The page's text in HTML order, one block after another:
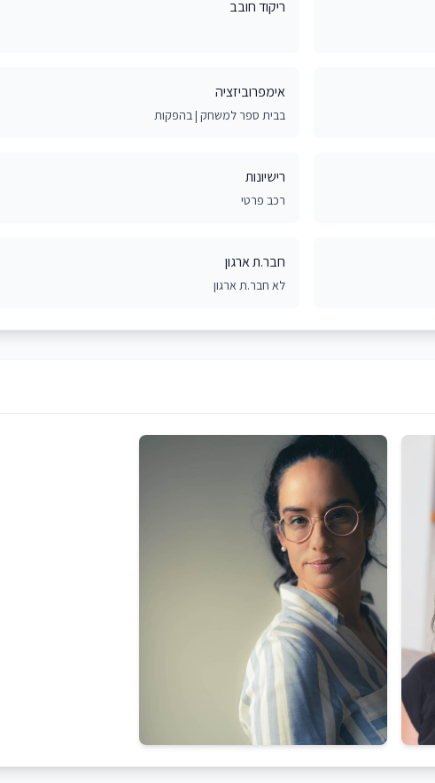
ריקוד חובב
אימפרוביזציה
בבית ספר למשחק | בהפקות
רישיונות
רכב פרטי
חבר.ת ארגון
לא חבר.ת ארגון